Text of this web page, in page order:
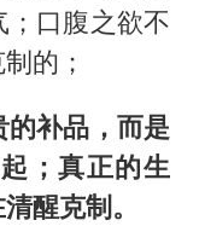
口腹之欲不
的；
补品，而是
；真正的生
醒克制。